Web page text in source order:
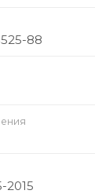
88
2015